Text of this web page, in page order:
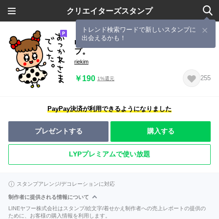
クリエイターズスタンプ
トレンド検索ワードで新しいスタンプに
出会えるかも！
riekimのおめめぱっちり敬語スタン
プ。
riekim
￥190 1%還元 255
PayPay決済が利用できるようになりました
プレゼントする 購入する
LYPプレミアムで使い放題
スタンプアレンジ/デコレーションに対応
制作者に提供される情報について
LINEヤフー株式会社はスタンプ/絵文字/着せかえ制作者への売上レポートの提供の
ために、お客様の購入情報を利用します。